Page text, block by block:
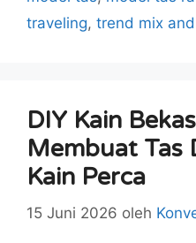
traveling, trend mix
DIY Kain
Membuat Tas
Kain Perca
15 Juni 2026 oleh